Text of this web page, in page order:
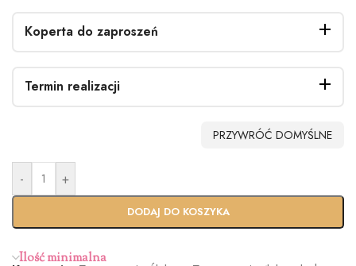
Koperta do zaproszeń
EKO
Biała
Termin realizacji
Standardo
Ekspres
(+100zł)
PRZYWRÓĆ DOMYŚLNE
- +
DODAJ DO KOSZYKA
Ilość minimalna